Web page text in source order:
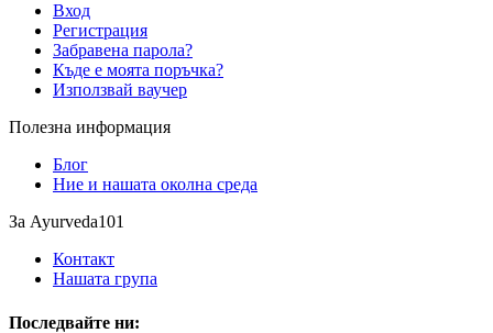
Вход
Регистрация
Забравена парола?
Къде е моята поръчка?
Използвай ваучер
Полезна информация
Блог
Ние и нашата околна среда
За Ayurveda101
Контакт
Нашата група
Последвайте ни: